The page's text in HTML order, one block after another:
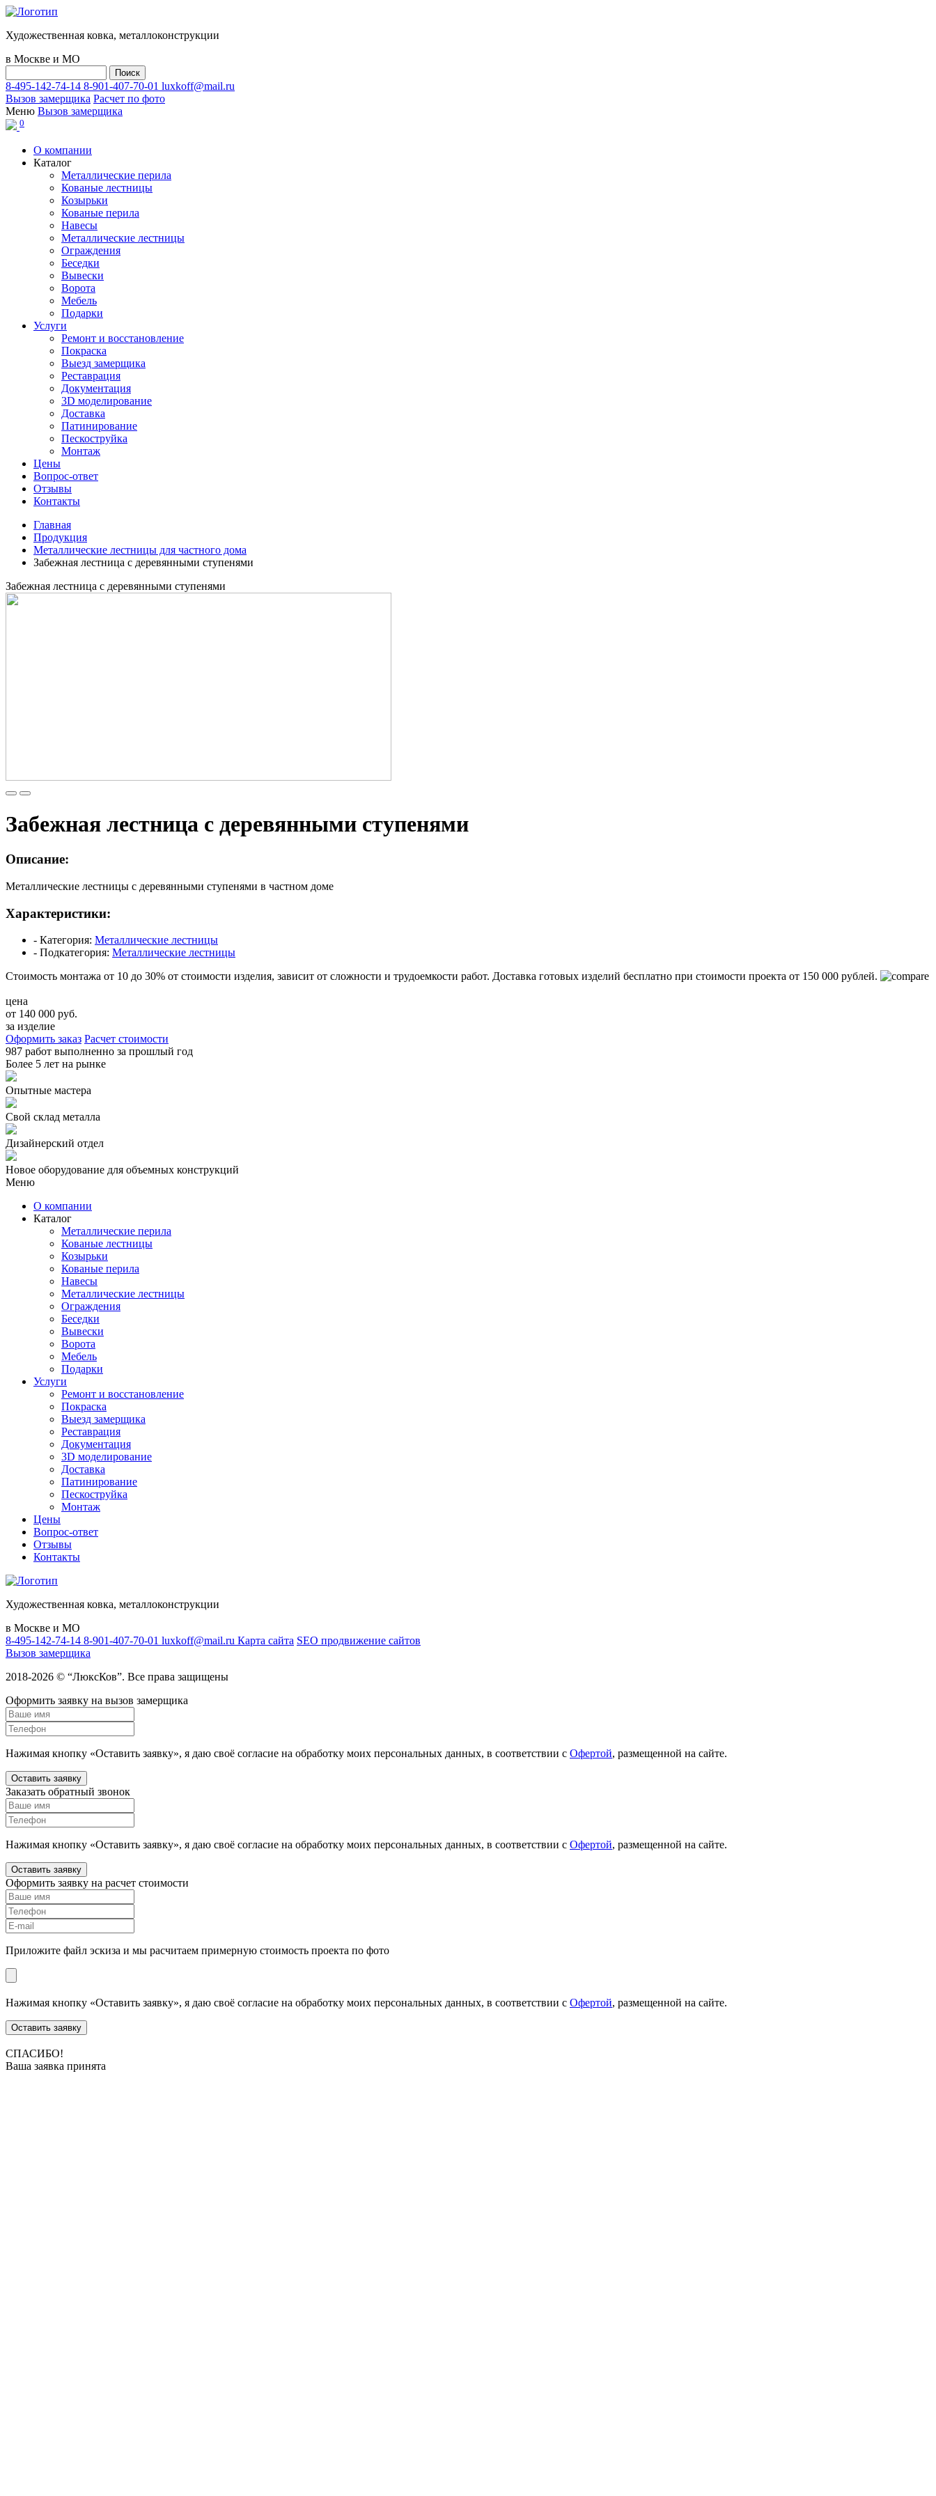
Художественная ковка, металлоконструкции
в Москве и МО
8-495-142-74-14 8-901-407-70-01 luxkoff@mail.ru
Вызов замерщика Расчет по фото
Меню Вызов замерщика
0
О компании
Каталог
Металлические перила
Кованые лестницы
Козырьки
Кованые перила
Навесы
Металлические лестницы
Ограждения
Беседки
Вывески
Ворота
Мебель
Подарки
Услуги
Ремонт и восстановление
Покраска
Выезд замерщика
Реставрация
Документация
3D моделирование
Доставка
Патинирование
Пескоструйка
Монтаж
Цены
Вопрос-ответ
Отзывы
Контакты
Главная
Продукция
Металлические лестницы для частного дома
Забежная лестница с деревянными ступенями
Забежная лестница с деревянными ступенями
Забежная лестница с деревянными ступенями
Описание:
Металлические лестницы с деревянными ступенями в частном доме
Характеристики:
- Категория: Металлические лестницы
- Подкатегория: Металлические лестницы
Стоимость монтажа от 10 до 30% от стоимости изделия, зависит от сложности и трудоемкости работ. Доставка готовых изделий бесплатно при стоимости проекта от 150 000 рублей.
цена
от 140 000 руб.
за изделие
Оформить заказ Расчет стоимости
987 работ выполненно за прошлый год
Более 5 лет на рынке
Опытные мастера
Свой склад металла
Дизайнерский отдел
Новое оборудование для объемных конструкций
Меню
О компании
Каталог
Металлические перила
Кованые лестницы
Козырьки
Кованые перила
Навесы
Металлические лестницы
Ограждения
Беседки
Вывески
Ворота
Мебель
Подарки
Услуги
Ремонт и восстановление
Покраска
Выезд замерщика
Реставрация
Документация
3D моделирование
Доставка
Патинирование
Пескоструйка
Монтаж
Цены
Вопрос-ответ
Отзывы
Контакты
Художественная ковка, металлоконструкции
в Москве и МО
8-495-142-74-14 8-901-407-70-01 luxkoff@mail.ru Карта сайта SEO продвижение сайтов
Вызов замерщика
2018-2026 © “ЛюксКов”. Все права защищены
Оформить заявку на вызов замерщика
Нажимая кнопку «Оставить заявку», я даю своё согласие на обработку моих персональных данных, в соответствии с Офертой, размещенной на сайте.
Оставить заявку
Заказать обратный звонок
Нажимая кнопку «Оставить заявку», я даю своё согласие на обработку моих персональных данных, в соответствии с Офертой, размещенной на сайте.
Оставить заявку
Оформить заявку на расчет стоимости
Приложите файл эскиза и мы расчитаем примерную стоимость проекта по фото
Нажимая кнопку «Оставить заявку», я даю своё согласие на обработку моих персональных данных, в соответствии с Офертой, размещенной на сайте.
Оставить заявку
СПАСИБО!
Ваша заявка принята